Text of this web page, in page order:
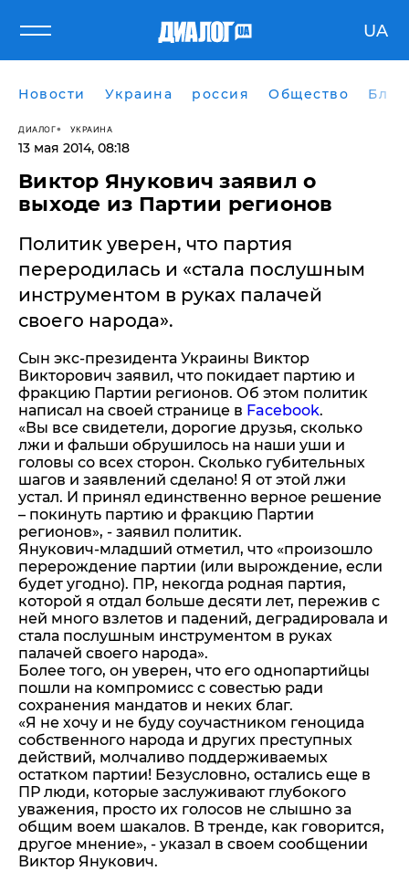
UA
Новости Украина россия Общество
ДИАЛОГ УКРАИНА
13 мая 2014, 08:18
Виктор Янукович заявил о
выходе из Партии регионов
Политик уверен, что партия
переродилась и «стала послушным
инструментом в руках палачей
своего народа».
Сын экс-президента Украины Виктор
Викторович заявил, что покидает партию и
фракцию Партии регионов. Об этом политик
написал на своей странице в Facebook.
«Вы все свидетели, дорогие друзья, сколько
лжи и фальши обрушилось на наши уши и
головы со всех сторон. Сколько губительных
шагов и заявлений сделано! Я от этой лжи
устал. И принял единственно верное решение
– покинуть партию и фракцию Партии
регионов», - заявил политик.
Янукович-младший отметил, что «произошло
перерождение партии (или вырождение, если
будет угодно). ПР, некогда родная партия,
которой я отдал больше десяти лет, пережив с
ней много взлетов и падений, деградировала и
стала послушным инструментом в руках
палачей своего народа».
Более того, он уверен, что его однопартийцы
пошли на компромисс с совестью ради
сохранения мандатов и неких благ.
«Я не хочу и не буду соучастником геноцида
собственного народа и других преступных
действий, молчаливо поддерживаемых
остатком партии! Безусловно, остались еще в
ПР люди, которые заслуживают глубокого
уважения, просто их голосов не слышно за
общим воем шакалов. В тренде, как говорится,
другое мнение», - указал в своем сообщении
Виктор Янукович.